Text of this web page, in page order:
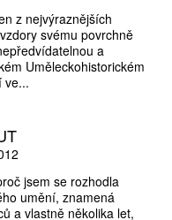
z nejvýraznějších
svému povrchně
a
Uměleckohistorickém
ve...
jsem se rozhodla
umění, znamená
a vlastně několika let,